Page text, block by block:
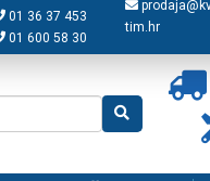
01 36 37 453
01 600 58 30
tim.hr